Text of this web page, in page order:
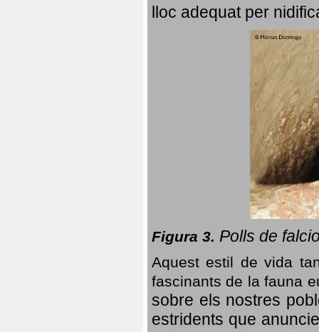
lloc adequat per
Figura 3. Polls de
Aquest estil de vida
fascinants de la fauna
sobre els nostres
estridents que